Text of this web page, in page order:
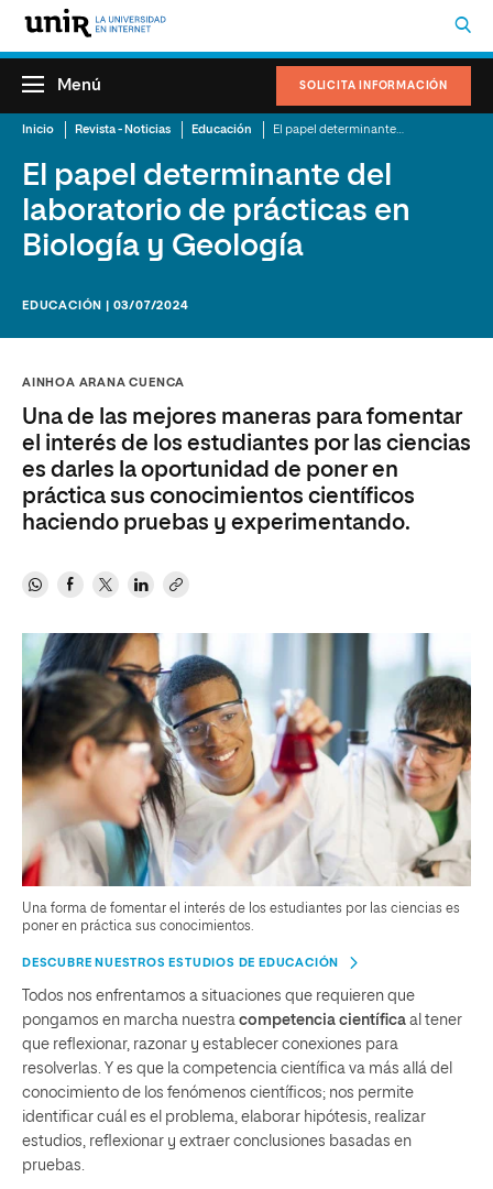
SOLICITA INFORMACIÓN
Menú
Inicio Revista - Noticias Educación
El papel determinante del
laboratorio de prácticas en
Biología y Geología
EDUCACIÓN | 03/07/2024
AINHOA ARANA CUENCA
Una de las mejores maneras para fomentar
el interés de los estudiantes por las ciencias
es darles la oportunidad de poner en
práctica sus conocimientos científicos
haciendo pruebas y experimentando.
Una forma de fomentar el interés de los estudiantes por las ciencias es
poner en práctica sus conocimientos.
DESCUBRE NUESTROS ESTUDIOS DE EDUCACIÓN
Todos nos enfrentamos a situaciones que requieren que
pongamos en marcha nuestra competencia científica al tener
que reflexionar, razonar y establecer conexiones para
resolverlas. Y es que la competencia científica va más allá del
conocimiento de los fenómenos científicos; nos permite
identificar cuál es el problema, elaborar hipótesis, realizar
estudios, reflexionar y extraer conclusiones basadas en
pruebas.